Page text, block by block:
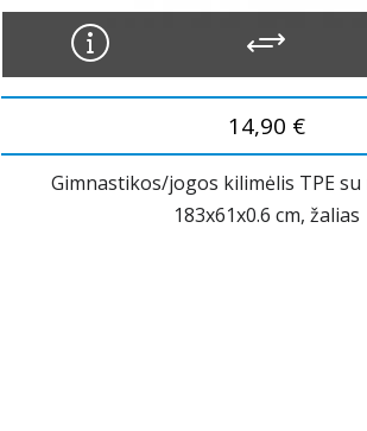
14,90 €
Gimnastikos/jogos kilimėlis TPE su
183x61x0.6 cm, žalias